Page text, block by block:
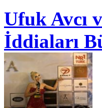
Ufuk Avcı
İddiaları